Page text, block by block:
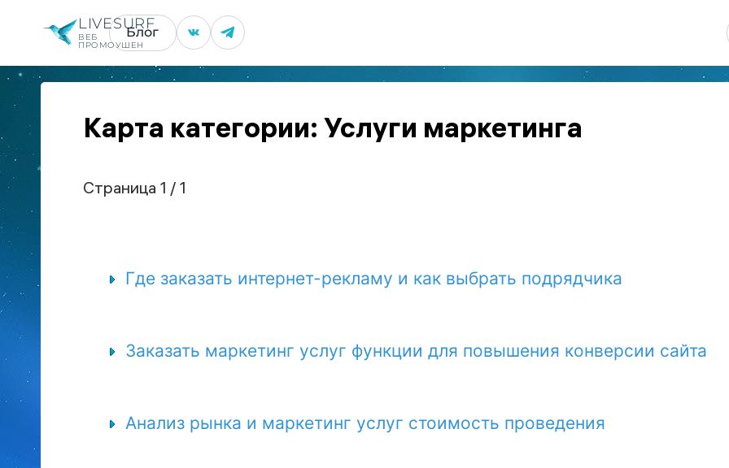
LIVESURF
ВЕБ
ПРОМОУШЕН
Блог
Карта категории: Услуги маркетинга
Страница 1 / 1
Где заказать интернет-рекламу и как выбрать подрядчика
Заказать маркетинг услуг функции для повышения конверсии сайта
Анализ рынка и маркетинг услуг стоимость проведения